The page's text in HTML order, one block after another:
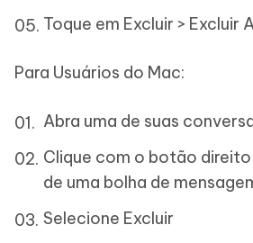
Toque em Excluir > Excluir
Para Usuários do Mac:
Abra uma de suas
Clique com o botão
de uma bolha de
Selecione Excluir